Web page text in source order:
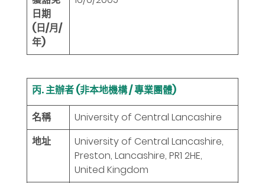
日期
(日/月/
年)
丙. 主辦者 (非本地機構 / 專業團體)
名稱
University of Central Lancashire
地址
University of Central Lancashire,
Preston, Lancashire, PR1 2HE,
United Kingdom